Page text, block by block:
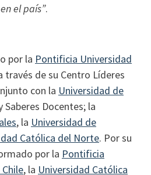
el país”.
por la Pontificia Universidad
través de su Centro Líderes
con la Universidad de
Saberes Docentes; la
, la Universidad de
Católica del Norte. Por su
por la Pontificia
, la Universidad Católica